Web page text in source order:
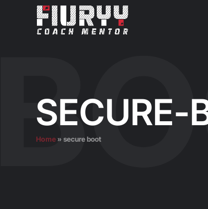
SECURE-
Home » secure boot